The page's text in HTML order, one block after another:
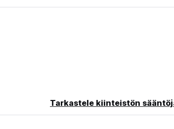
Tarkastele kiinteistön